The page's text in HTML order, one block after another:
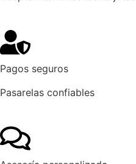
Pagos seguros
Pasarelas confiables